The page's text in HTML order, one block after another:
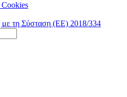
τη Σύσταση (ΕΕ) 2018/334